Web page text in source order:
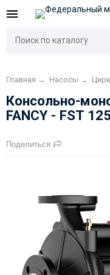
Главная → Насосы →
Консольно-
FANCY - FST
Поделиться